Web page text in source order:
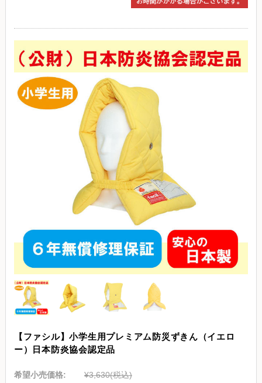
【ファシル】小学生用プレミアム防災ずきん（イエロ
ー）日本防炎協会認定品
希望小売価格: ¥3,630(税込)